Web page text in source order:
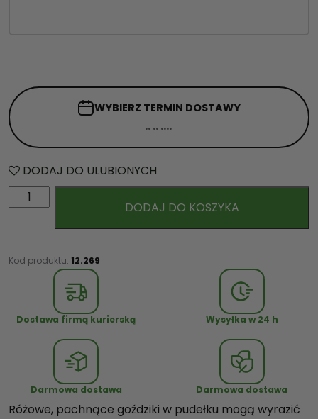
WYBIERZ TERMIN DOSTAWY
DODAJ DO ULUBIONYCH
l
ć
ź
DODAJ DO KOSZYKA
Kod produktu: 12.269
Dostawa firmą kurierską Wysyłka w 24 h
Darmowa dostawa Darmowa dostawa
Różowe, pachnące goździki w pudełku mogą wyrazić